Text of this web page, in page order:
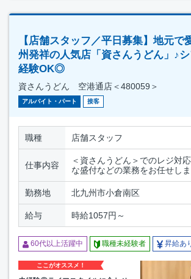
【店舗スタッフ／平日募集】地元で
州発祥の人気店「資さんうどん」♪
経験OK◎
資さんうどん 空港通店＜480059＞
アルバイト・パート 接客
職種 店舗スタッフ
仕事内容
＜資さんうどん＞でのレジ対
な盛付などの業務をお任せしま
勤務地 北九州市小倉南区
給与 時給1057円～
60代以上活躍中 職種未経験者 昇給あ
ここがオススメ！